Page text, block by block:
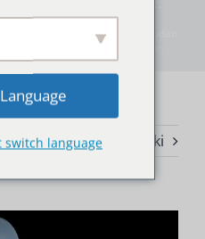
tüp nereden alınır? Doğrudan
/ fabrikasını bulmak daha iyidir.
Önceki Sonraki
switch language